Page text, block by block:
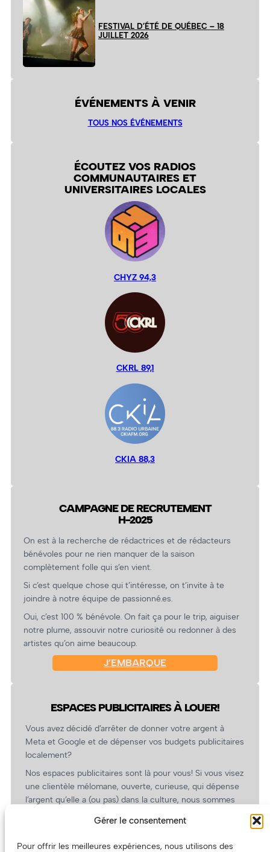
Gérer le consentement
Pour offrir les meilleures expériences, nous utilisons des
FESTIVAL D’ÉTÉ DE QUÉBEC – 18
JUILLET 2026
ÉVÉNEMENTS À VENIR
TOUS NOS ÉVÉNEMENTS
ÉCOUTEZ VOS RADIOS
COMMUNAUTAIRES ET
UNIVERSITAIRES LOCALES
CHYZ 94,3
CKRL 89,1
CKIA 88,3
CAMPAGNE DE RECRUTEMENT
H-2025
On est à la recherche de rédactrices et de rédacteurs
bénévoles pour ne rien manquer de la saison
complètement folle qui s’en vient.
Si c’est quelque chose qui t’intéresse, on t’invite à te
joindre à notre équipe de passionné.es.
Oui, c’est 100 % bénévole. On fait ça pour le trip, aiguiser
notre plume, assouvir notre curiosité ou redonner à des
artistes qu’on aime beaucoup.
J’EMBARQUE
ESPACES PUBLICITAIRES À LOUER!
Vous avez décidé d’arrêter de donner votre argent à
Meta et Google et de dépenser vos budgets publicitaires
localement?
Nos espaces publicitaires sont là pour vous! Si vous visez
une clientèle mélomane, ouverte, curieuse, qui dépense
l’argent qu’elle a (ou pas) dans la culture, nous sommes
revient.